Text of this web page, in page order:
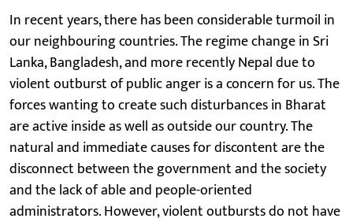
In recent years, there has been considerable turmoil in
our neighbouring countries. The regime change in Sri
Lanka, Bangladesh, and more recently Nepal due to
violent outburst of public anger is a concern for us. The
forces wanting to create such disturbances in Bharat
are active inside as well as outside our country. The
natural and immediate causes for discontent are the
disconnect between the government and the society
and the lack of able and people-oriented
administrators. However, violent outbursts do not have